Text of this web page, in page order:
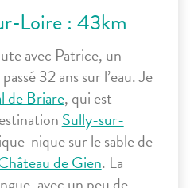
Loire : 43km
avec Patrice, un
32 ans sur l’eau. Je
de Briare, qui est
Sully-sur-
nique sur le sable de
de Gien. La